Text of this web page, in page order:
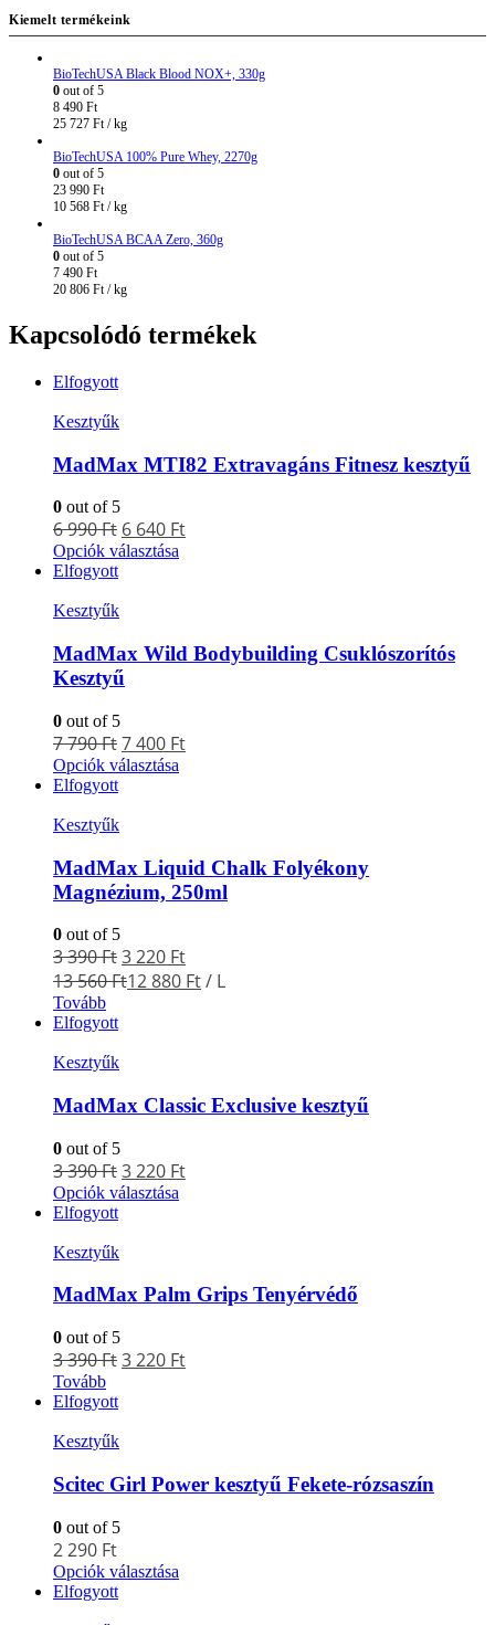
Kiemelt termékeink
BioTechUSA Black Blood NOX+, 330g
0 out of 5
8 490 Ft
25 727 Ft / kg
BioTechUSA 100% Pure Whey, 2270g
0 out of 5
23 990 Ft
10 568 Ft / kg
BioTechUSA BCAA Zero, 360g
0 out of 5
7 490 Ft
20 806 Ft / kg
Kapcsolódó termékek
Elfogyott
Kesztyűk
MadMax MTI82 Extravagáns Fitnesz kesztyű
0 out of 5
6 990Ft 6 640 Ft
Opciók választása
Elfogyott
Kesztyűk
MadMax Wild Bodybuilding Csuklószorítós
Kesztyű
0 out of 5
7 790Ft7 400 Ft
Opciók választása
Elfogyott
Kesztyűk
MadMax Liquid Chalk Folyékony
Magnézium, 250ml
0 out of 5
3 390Ft3 220 Ft
13 560Ft12 880 Ft/ L
Tovább
Elfogyott
Kesztyűk
MadMax Classic Exclusive kesztyű
0 out of 5
3 390Ft3 220 Ft
Opciók választása
Elfogyott
Kesztyűk
MadMax Palm Grips Tenyérvédő
0 out of 5
3 390Ft3 220 Ft
Tovább
Elfogyott
Kesztyűk
Scitec Girl Power kesztyű Fekete-rózsaszín
0 out of 5
2 290 Ft
Opciók választása
Elfogyott